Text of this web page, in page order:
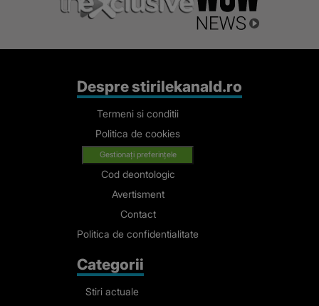
Despre stirilekanald.ro
Termeni si conditii
Politica de cookies
Gestionați preferințele
Cod deontologic
Avertisment
Contact
Politica de confidentialitate
Categorii
Stiri actuale